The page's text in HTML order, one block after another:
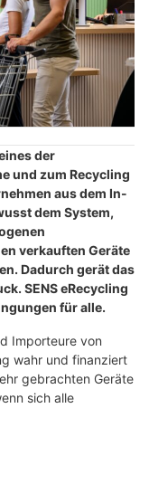
der
und zum Recycling
aus dem In-
dem System,
verkauften Geräte
Dadurch gerät das
SENS eRecycling
für alle.
Importeure von
wahr und finanziert
gebrachten Geräte
sich alle